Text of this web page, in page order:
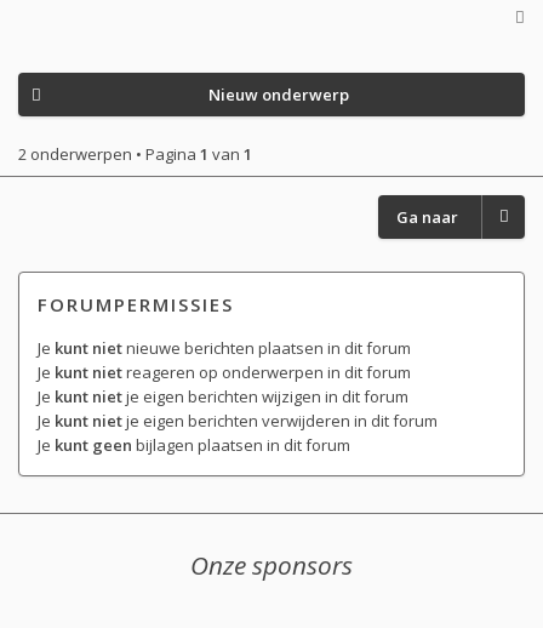
Nieuw onderwerp
2 onderwerpen • Pagina 1 van 1
Ga naar
FORUMPERMISSIES
Je kunt nietnieuwe berichten plaatsen in dit forum
Je kunt nietreageren op onderwerpen in dit forum
Je kunt nietje eigen berichten wijzigen in dit forum
Je kunt nietje eigen berichten verwijderen in dit forum
Je kunt geen bijlagen plaatsen in dit forum
Onze sponsors